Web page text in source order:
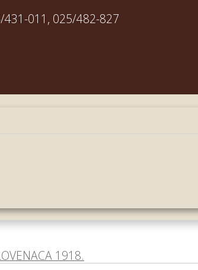
011, 025/482-827
1918.